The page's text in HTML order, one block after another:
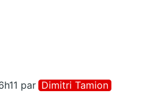
par Dimitri Tamion